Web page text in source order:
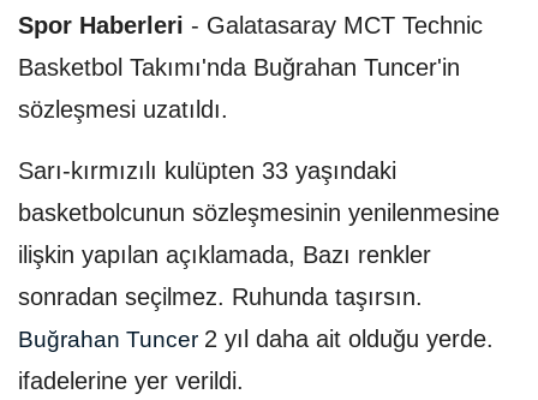
Spor Haberleri - Galatasaray MCT Technic
Basketbol Takımı'nda Buğrahan Tuncer'in
sözleşmesi uzatıldı.
Sarı-kırmızılı kulüpten 33 yaşındaki
basketbolcunun sözleşmesinin yenilenmesine
ilişkin yapılan açıklamada, Bazı renkler
sonradan seçilmez. Ruhunda taşırsın.
Buğrahan Tuncer 2 yıl daha ait olduğu yerde.
ifadelerine yer verildi.